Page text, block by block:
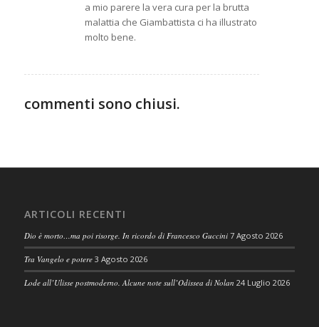
a mio parere la vera cura per la brutta
malattia che Giambattista ci ha illustrato
molto bene.
commenti sono chiusi.
ARTICOLI RECENTI
Dio è morto…ma poi risorge. In ricordo di Francesco Guccini 7 Agosto 2026
Tra Vangelo e potere 3 Agosto 2026
Lode all’Ulisse postmoderno. Alcune note sull’Odissea di Nolan 24 Luglio 2026